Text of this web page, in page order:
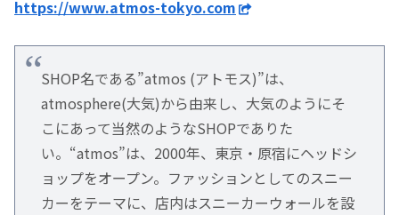
https://www.atmos-tokyo.com
SHOP名である”atmos (アトモス)”は、
atmosphere(大気)から由来し、大気のようにそ
こにあって当然のようなSHOPでありた
い。“atmos”は、2000年、東京・原宿にヘッドシ
ョップをオープン。ファッションとしてのスニー
カーをテーマに、店内はスニーカーウォールを設